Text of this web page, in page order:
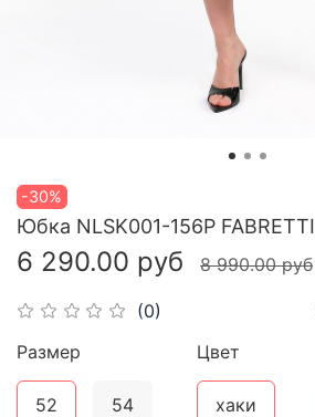
-30%
(0)
Юбка NLSK001-156P FABRETTI
6 290.00 руб 8 990.00 руб
Размер
52 54
Цвет
хаки